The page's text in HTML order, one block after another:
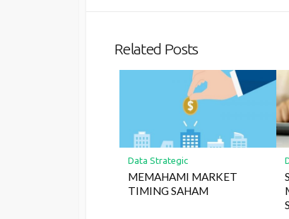
Related Posts
Data Strategic
MEMAHAMI MARKET
TIMING SAHAM